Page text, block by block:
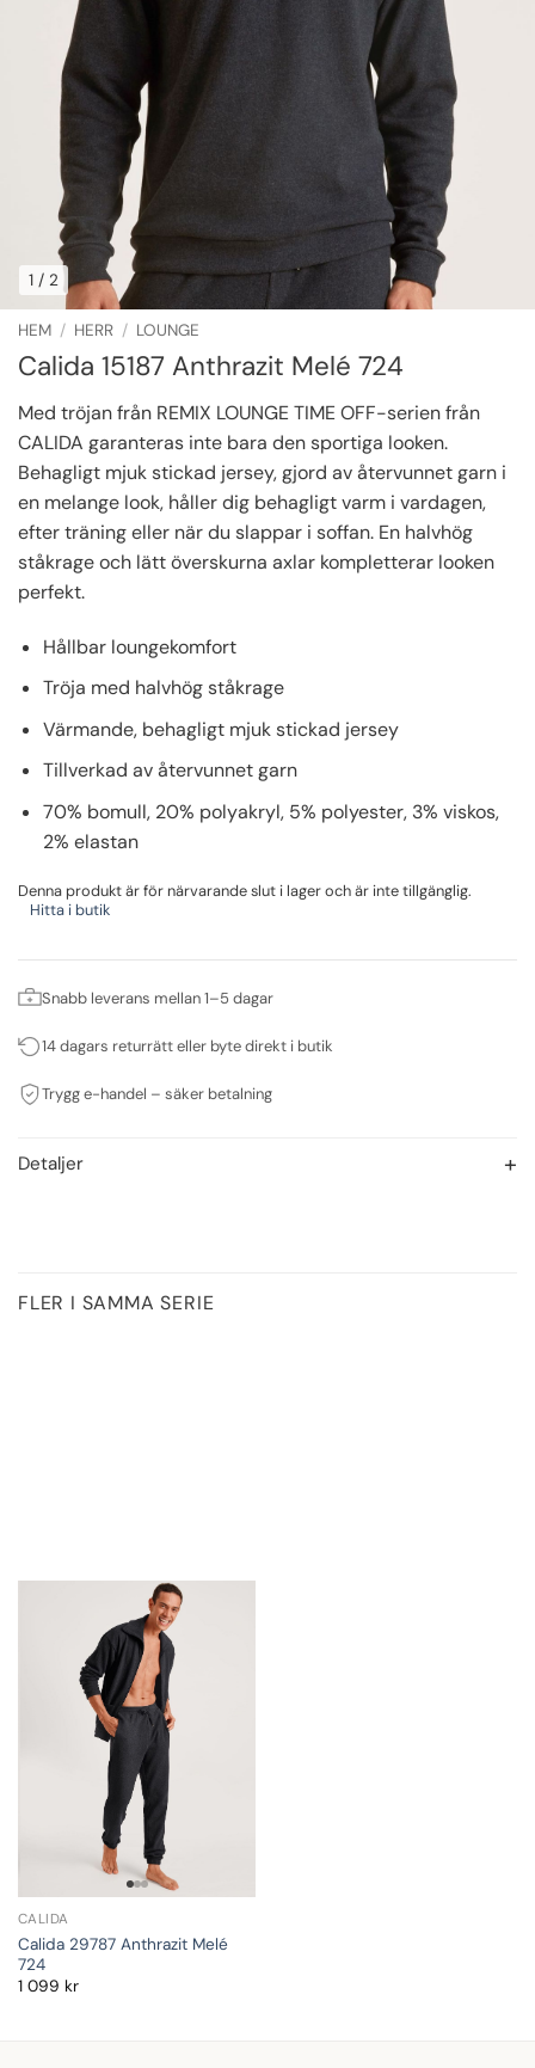
1 / 2
HEM / HERR / LOUNGE
Calida 15187 Anthrazit Melé 724
Med tröjan från REMIX LOUNGE TIME OFF-serien från
CALIDA garanteras inte bara den sportiga looken.
Behagligt mjuk stickad jersey, gjord av återvunnet garn i
en melange look, håller dig behagligt varm i vardagen,
efter träning eller när du slappar i soffan. En halvhög
ståkrage och lätt överskurna axlar kompletterar looken
perfekt.
Hållbar loungekomfort
Tröja med halvhög ståkrage
Värmande, behagligt mjuk stickad jersey
Tillverkad av återvunnet garn
70% bomull, 20% polyakryl, 5% polyester, 3% viskos,
2% elastan
Denna produkt är för närvarande slut i lager och är inte tillgänglig.
Hitta i butik
Snabb leverans mellan 1–5 dagar
14 dagars returrätt eller byte direkt i butik
Trygg e-handel – säker betalning
Detaljer
FLER I SAMMA SERIE
CALIDA
Calida 29787 Anthrazit Melé
724
1 099 kr